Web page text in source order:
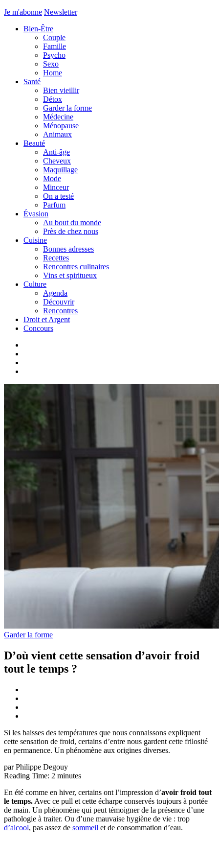
Je m'abonne Newsletter
Bien-Être
Couple
Famille
Psycho
Sexo
Home
Santé
Bien vieillir
Détox
Garder la forme
Médecine
Ménopause
Animaux
Beauté
Anti-âge
Cheveux
Maquillage
Mode
Minceur
On a testé
Parfum
Évasion
Au bout du monde
Près de chez nous
Cuisine
Bonnes adresses
Recettes
Rencontres culinaires
Vins et spiritueux
Culture
Agenda
Découvrir
Rencontres
Droit et Argent
Concours
Garder la forme
D’où vient cette sensation d’avoir froid
tout le temps ?
Si les baisses des températures que nous connaissons expliquent
cette sensation de froid, certains d’entre nous gardent cette frilosité
en permanence. Un phénomène aux origines diverses.
par Philippe Degouy
Reading Time: 2 minutes
En été comme en hiver, certains ont l’impression d’avoir froid tout
le temps. Avec ce pull et cette écharpe conservés toujours à portée
de main. Un phénomène qui peut témoigner de la présence d’une
pathologie à traiter. Ou d’une mauvaise hygiène de vie : trop
d’alcool, pas assez de sommeil et de consommation d’eau.